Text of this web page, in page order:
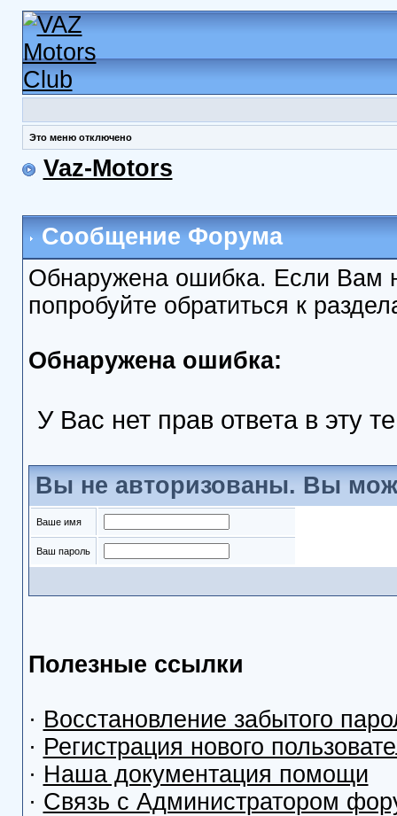
Это меню отключено
Vaz-Motors
Сообщение Форума
Обнаружена ошибка. Если Вам
попробуйте обратиться к
Обнаружена ошибка:
У Вас нет прав ответа в эту
Вы не авторизованы. Вы
Ваше имя
Ваш пароль
Полезные ссылки
· Восстановление забытого
· Регистрация нового
· Наша документация помощи
· Связь с Администратором